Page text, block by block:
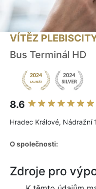
VÍTĚZ
Bus Terminál HD
8.6
Hradec Králové, Nádražní
O společnosti:
Zdroje pro